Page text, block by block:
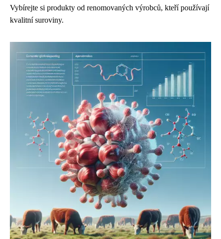
Vybírejte si produkty od renomovaných výrobců, kteří používají
kvalitní suroviny.